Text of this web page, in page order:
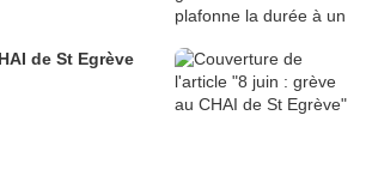
de St Egrève